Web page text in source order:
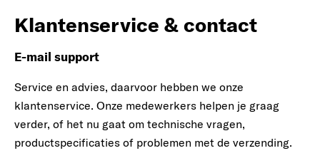
Klantenservice & contact
E-mail support
Service en advies, daarvoor hebben we onze
klantenservice. Onze medewerkers helpen je graag
verder, of het nu gaat om technische vragen,
productspecificaties of problemen met de verzending.